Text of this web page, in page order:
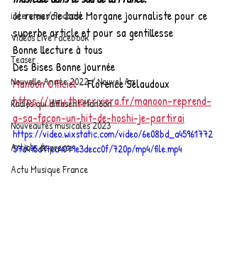
interview / Podcast
Vidéos Live Facebook
Teaser
Nouvelle Année 2022 / Nouvel An
Radios qui diffusent Manôon
Nouveautés musicales 2023
Article de presse
Actu Musique France
Je remercie Jade Morgane journaliste pour ce
superbe article et pour sa gentillesse
Bonne llecture à tous
Des Bises Bonne journée
Manôon Officiel - Florence Sélaudoux
https://www.thisisriviera.fr/manoon-reprend-
a-sa-facon-un-hit-de-hoshi-je-partirai
https://video.wixstatic.com/video/6e08bd_a45961772
57d495d97ea4079e3decc0f/720p/mp4/file.mp4